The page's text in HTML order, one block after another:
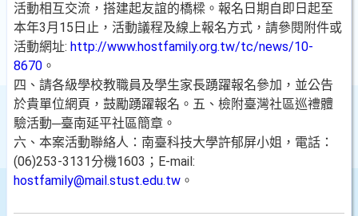
活動相互交流，搭建起友誼的橋樑。報名日期自即日起至
本年3月15日止，活動議程及線上報名方式，請參閱附件或
活動網址: http://www.hostfamily.org.tw/tc/news/10-
8670 。
四、請各級學校教職員及學生家長踴躍報名參加，並公告
於貴單位網頁，鼓勵踴躍報名。五、檢附臺灣社區巡禮體
驗活動─臺南延平社區簡章。
六、本案活動聯絡人：南臺科技大學許郁屏小姐，電話：
(06)253-3131分機1603；E-mail:
hostfamily@mail.stust.edu.tw 。